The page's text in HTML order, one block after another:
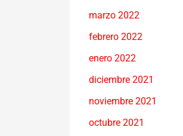
marzo 2022
febrero 2022
enero 2022
diciembre 2021
noviembre 2021
octubre 2021